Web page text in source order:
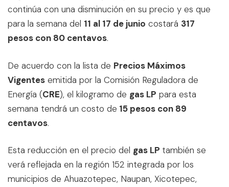
continúa con una disminución en su precio y es que
para la semana del 11 al 17 de junio costará 317
pesos con 80 centavos.
De acuerdo con la lista de Precios Máximos
Vigentes emitida por la Comisión Reguladora de
Energía (CRE), el kilogramo de gas LP para esta
semana tendrá un costo de 15 pesos con 89
centavos.
Esta reducción en el precio del gas LP también se
verá reflejada en la región 152 integrada por los
municipios de Ahuazotepec, Naupan, Xicotepec,